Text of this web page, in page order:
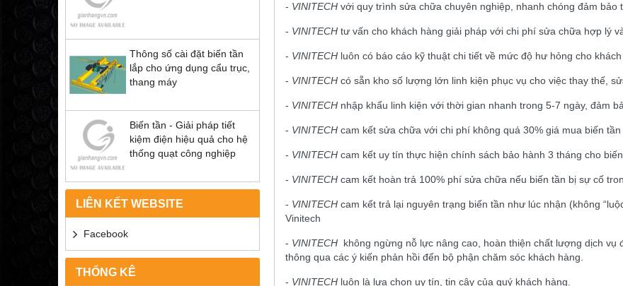
Thông số cài đặt biến tần
lắp cho ứng dụng cẩu trục,
thang máy
Biến tần - Giải pháp tiết
kiệm điện hiệu quả cho hệ
thống quạt công nghiệp
LIÊN KẾT WEBSITE
Facebook
THỐNG KÊ
- VINITECH với quy trình sửa chữa chuyên nghiệp, nhanh chóng đảm bảo
- VINITECH tư vấn cho khách hàng giải pháp với chi phí sửa chữa hợp lý
- VINITECH luôn có báo cáo kỹ thuật chi tiết về mức độ hư hỏng cho
- VINITECH có sẵn kho số lượng lớn linh kiện phục vụ cho việc thay thế,
- VINITECH nhập khẩu linh kiện với thời gian nhanh trong 5-7 ngày, đảm
- VINITECH cam kết sửa chữa với chi phí không quá 30% giá mua biến tần
- VINITECH cam kết uy tín thực hiện chính sách bảo hành 3 tháng cho
- VINITECH cam kết hoàn trả 100% phí sửa chữa nếu biến tần bị sự cố
- VINITECH cam kết trả lại nguyên trạng biến tần như lúc nhận (không
Vinitech
- VINITECH không ngừng nỗ lực nâng cao, hoàn thiện chất lượng dịch
thông qua các ý kiến phản hồi đến bộ phận chăm sóc khách hàng.
- VINITECH luôn là lựa chọn uy tín, tin cậy của quý khách hàng.